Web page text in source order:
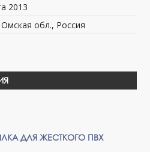
2013
обл., Россия
ДЛЯ ЖЕСТКОГО ПВХ